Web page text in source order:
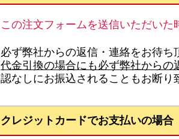
この注文フォームを送信いただいた
必ず弊社からの返信・連絡をお待ち
代金引換の場合にも必ず弊社から
認なしにお振込されることもお断り
クレジットカードでお支払いの場合